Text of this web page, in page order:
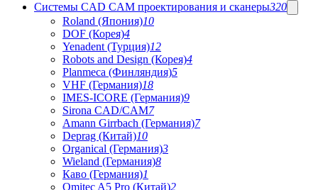
Системы CAD CAM проектирования и сканеры320
Roland (Япония)10
DOF (Корея)4
Yenadent (Турция)12
Robots and Design (Корея)4
Planmeca (Финляндия)5
VHF (Германия)18
IMES-ICORE (Германия)9
Sirona CAD/CAM7
Amann Girrbach (Германия)7
Deprag (Китай)10
Organical (Германия)3
Wieland (Германия)8
Каво (Германия)1
Omitec A5 Pro (Китай)2